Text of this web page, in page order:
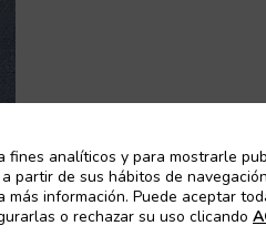
fines analíticos y para mostrarle
partir de sus hábitos de
más información. Puede aceptar
o rechazar su uso clicando